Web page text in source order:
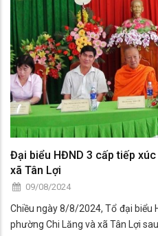
Đại biểu HĐND 3 cấp tiếp
xã Tân Lợi
09/08/2024
Chiều ngày 8/8/2024, Tổ đại biểu
phường Chi Lăng và xã Tân Lợi